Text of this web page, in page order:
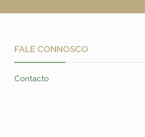
FALE CONNOSCO
Contacto